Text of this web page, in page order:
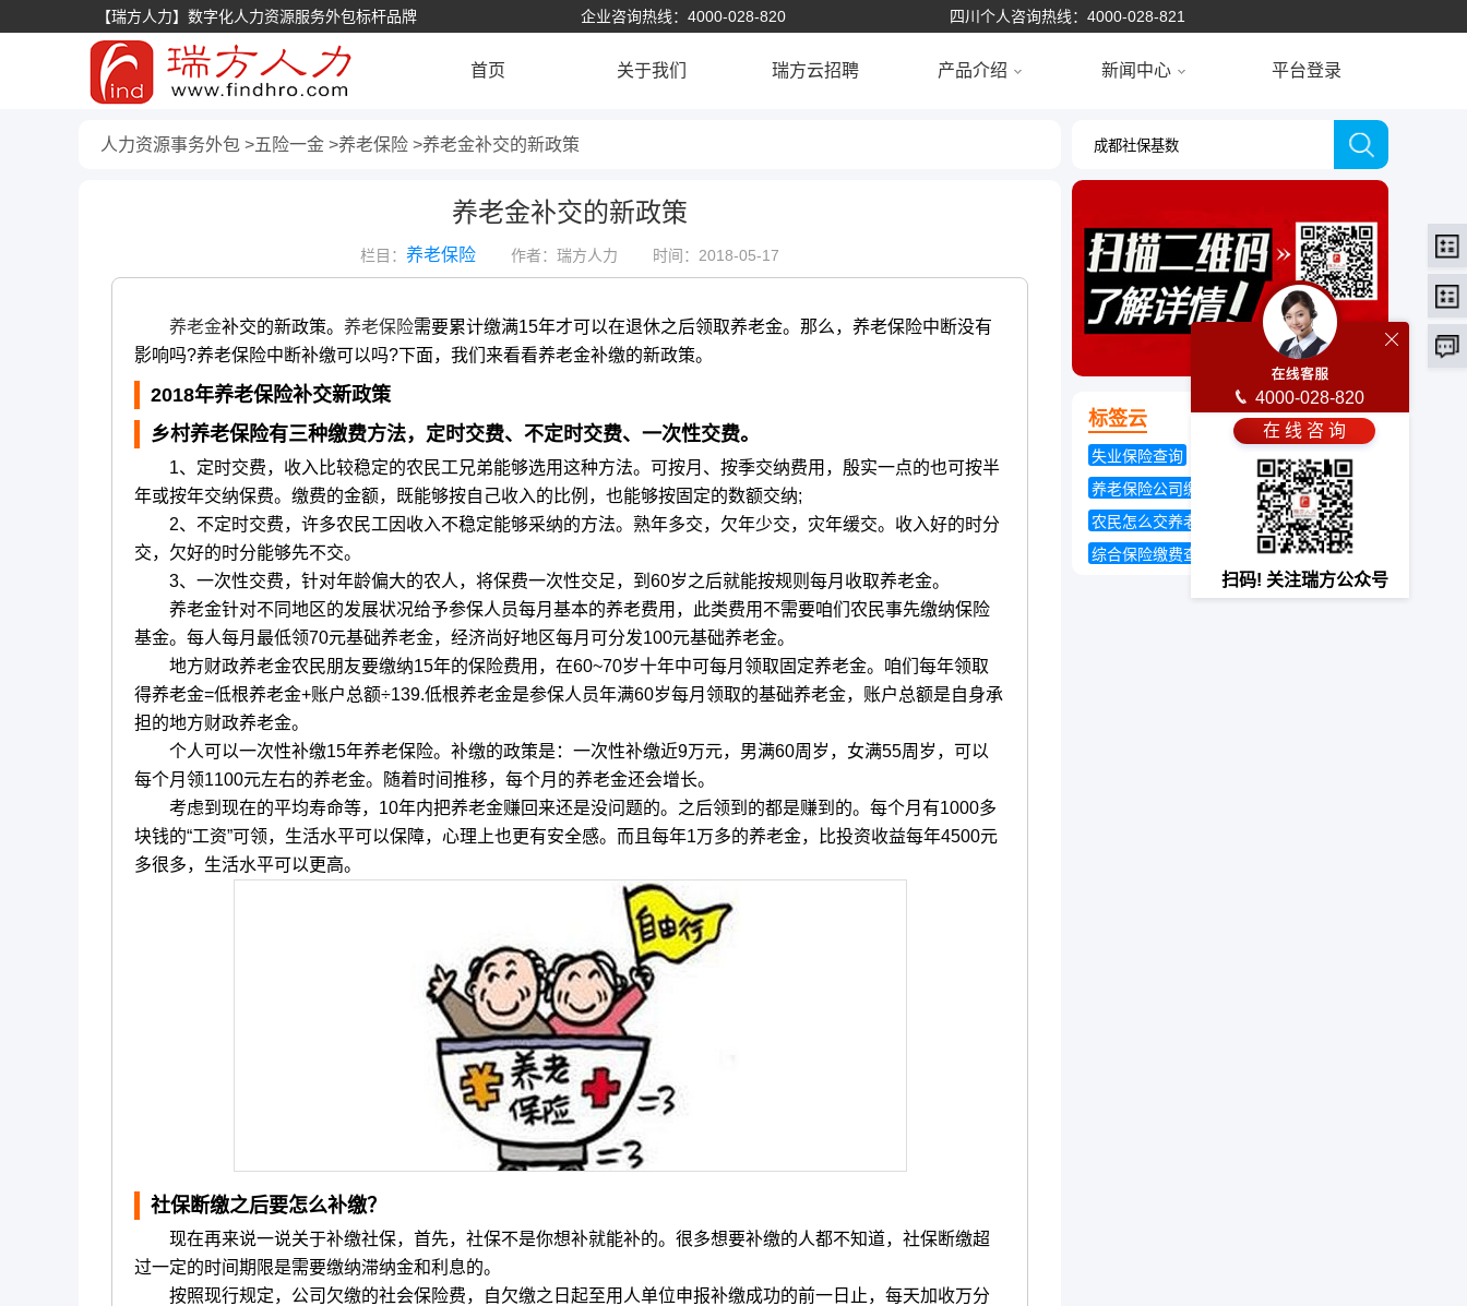
【瑞方人力】数字化人力资源服务外包标杆品牌 企业咨询热线：4000-028-820 四川个人咨询热线：4000-028-821
首页 关于我们 瑞方云招聘 产品介绍 新闻中心 平台登录
人力资源事务外包 五险一金 养老保险 养老金补交的新政策
养老金补交的新政策
栏目： 养老保险 作者：瑞方人力 时间：2018-05-17
养老金补交的新政策。 养老保险需要累计缴满15年才可以在退休之后领取养老金。那么，养老保险中断没有
影响吗?养老保险中断补缴可以吗?下面，我们来看看养老金补缴的新政策。
2018年养老保险补交新政策
乡村养老保险有三种缴费方法，定时交费、不定时交费、一次性交费。
1、定时交费，收入比较稳定的农民工兄弟能够选用这种方法。可按月、按季交纳费用，殷实一点的也可按半
年或按年交纳保费。缴费的金额，既能够按自己收入的比例，也能够按固定的数额交纳;
2、不定时交费，许多农民工因收入不稳定能够采纳的方法。熟年多交，欠年少交，灾年缓交。收入好的时分
交，欠好的时分能够先不交。
3、一次性交费，针对年龄偏大的农人，将保费一次性交足，到60岁之后就能按规则每月收取养老金。
养老金针对不同地区的发展状况给予参保人员每月基本的养老费用，此类费用不需要咱们农民事先缴纳保险
基金。每人每月最低领70元基础养老金，经济尚好地区每月可分发100元基础养老金。
地方财政养老金农民朋友要缴纳15年的保险费用，在60~70岁十年中可每月领取固定养老金。咱们每年领取
得养老金=低根养老金+账户总额÷139.低根养老金是参保人员年满60岁每月领取的基础养老金，账户总额是自身承
担的地方财政养老金。
个人可以一次性补缴15年养老保险。补缴的政策是：一次性补缴近9万元，男满60周岁，女满55周岁，可以
每个月领1100元左右的养老金。随着时间推移，每个月的养老金还会增长。
考虑到现在的平均寿命等，10年内把养老金赚回来还是没问题的。之后领到的都是赚到的。每个月有1000多
块钱的“工资”可领，生活水平可以保障，心理上也更有安全感。而且每年1万多的养老金，比投资收益每年4500元
多很多，生活水平可以更高。
社保断缴之后要怎么补缴？
现在再来说一说关于补缴社保，首先，社保不是你想补就能补的。很多想要补缴的人都不知道，社保断缴超
过一定的时间期限是需要缴纳滞纳金和利息的。
按照现行规定，公司欠缴的社会保险费，自欠缴之日起至用人单位申报补缴成功的前一日止，每天加收万分
标签云
失业保险查询
天津养老保险新政策
养老保险公司缴纳比例
农民怎么交养老保险
综合保险缴费查询
4000-028-820
在 线 咨 询
扫码! 关注瑞方公众号